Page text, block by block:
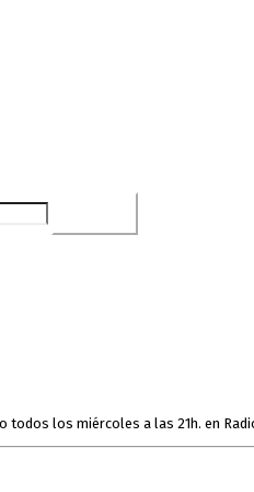
todos los miércoles a las 21h. en